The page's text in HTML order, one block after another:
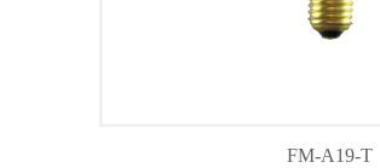
FM-A19-T